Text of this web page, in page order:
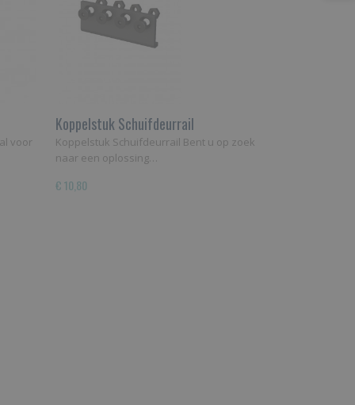
voor
Koppelstuk Schuifdeurrail
Koppelstuk Schuifdeurrail Bent u op zoek
naar een oplossing…
€ 10,80